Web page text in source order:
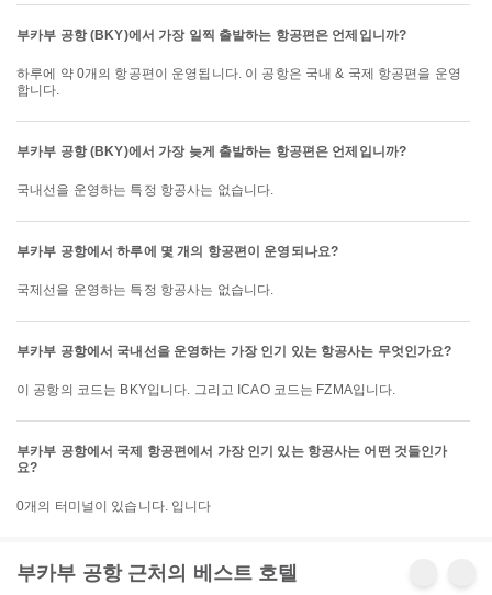
부카부 공항 (BKY)에서 가장 일찍 출발하는 항공편은 언제입니까?
하루에 약 0개의 항공편이 운영됩니다. 이 공항은 국내 & 국제 항공편을 운영
합니다.
부카부 공항 (BKY)에서 가장 늦게 출발하는 항공편은 언제입니까?
국내선을 운영하는 특정 항공사는 없습니다.
부카부 공항에서 하루에 몇 개의 항공편이 운영되나요?
국제선을 운영하는 특정 항공사는 없습니다.
부카부 공항에서 국내선을 운영하는 가장 인기 있는 항공사는 무엇인가요?
이 공항의 코드는 BKY입니다. 그리고 ICAO 코드는 FZMA입니다.
부카부 공항에서 국제 항공편에서 가장 인기 있는 항공사는 어떤 것들인가
요?
0개의 터미널이 있습니다. 입니다
부카부 공항 근처의 베스트 호텔